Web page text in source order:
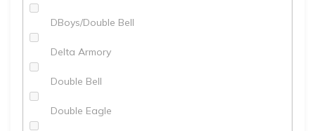
DBoys/Double Bell
Delta Armory
Double Bell
Double Eagle